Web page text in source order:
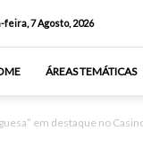
feira, 7 Agosto, 2026
ÁREAS TEMÁTICAS
em destaque no